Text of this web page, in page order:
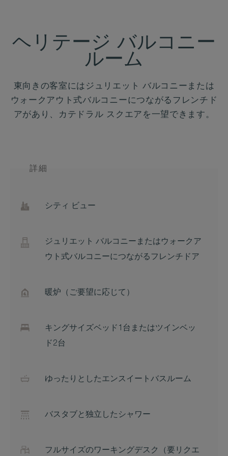
ヘリテージ バルコニー
ルーム
東向きの客室にはジュリエット バルコニーまたは
ウォークアウト式バルコニーにつながるフレンチド
アがあり、カテドラル スクエアを一望できます。
詳細
シティ ビュー
ジュリエット バルコニーまたはウォークア
ウト式バルコニーにつながるフレンチドア
暖炉（ご要望に応じて）
キングサイズベッド1台またはツインベッ
ド2台
ゆったりとしたエンスイートバスルーム
バスタブと独立したシャワー
フルサイズのワーキングデスク（要リクエ